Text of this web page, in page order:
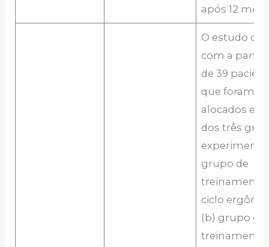
após 12
O estudo
com a
de 39
que foram
alocados
dos três
grupo de
treinamento
ciclo
(b) grupo de
treinamento